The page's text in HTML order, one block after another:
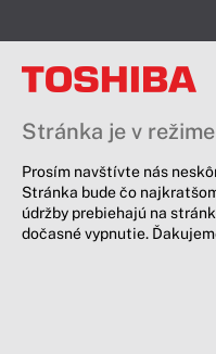
Stránka je v
Prosím navštívte nás
Stránka bude čo
údržby prebiehajú na
dočasné vypnutie.